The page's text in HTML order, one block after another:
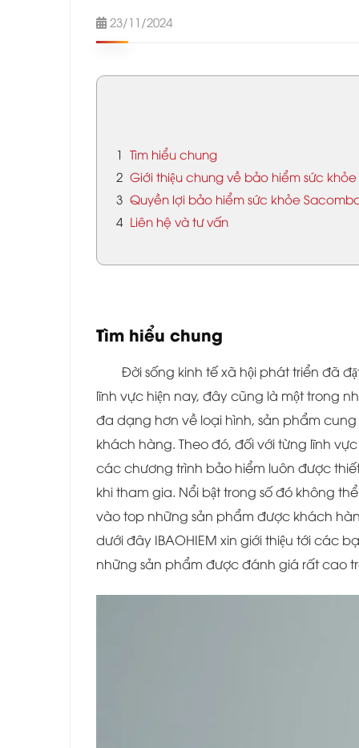
23/11/2024
1 Tìm hiểu chung
2 Giới thiệu chung về bảo hiểm sức
3 Quyền lợi bảo hiểm sức khỏe
4 Liên hệ và tư vấn
Tìm hiểu chung
Đời sống kinh tế xã hội phát triển đã
lĩnh vực hiện nay, đây cũng là một trong
đa dạng hơn về loại hình, sản phẩm
khách hàng. Theo đó, đối với từng lĩnh
các chương trình bảo hiểm luôn được
khi tham gia. Nổi bật trong số đó không
vào top những sản phẩm được khách
dưới đây IBAOHIEM xin giới thiệu tới các
những sản phẩm được đánh giá rất cao